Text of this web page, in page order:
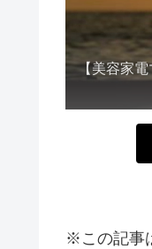
【美容家
※この記事